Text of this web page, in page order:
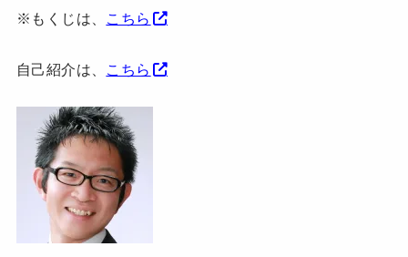
※もくじは、 こちら
自己紹介は、 こちら